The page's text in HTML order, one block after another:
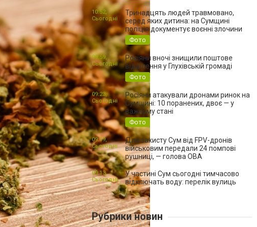
Тринадцять людей травмовано,
серед яких дитина: на Сумщині
поліція документує воєнні злочини
Фото
10:52,
Сьогодні
Росіяни вночі знищили поштове
відділення у Глухівській громаді
Фото
09:59,
Сьогодні
Росіяни атакували дронами ринок на
Сумщині: 10 поранених, двоє — у
важкому стані
Фото
09:23,
Сьогодні
Для захисту Сум від FPV-дронів
військовим передали 24 помпові
рушниці, — голова ОВА
09:19,
Сьогодні
У частині Сум сьогодні тимчасово
відключать воду: перелік вулиць
09:13,
Сьогодні
Рубрики новин